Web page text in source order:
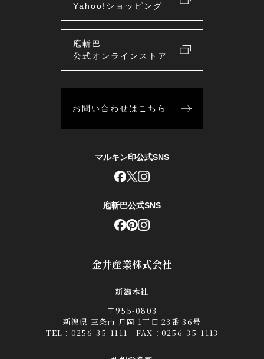
金井産業株式会社
新潟本社
〒955-0803
新潟県 三条市 月岡 1丁目 23番 36号
TEL： 0256-35-1111 FAX：0256-35-1113
Yahoo!ショッピング
庖斬巴
公式オンラインストア
お問い合わせはこちら
マルキン印公式SNS
庖斬巴公式SNS